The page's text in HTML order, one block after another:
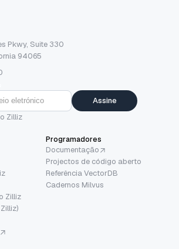
Pkwy, Suite 330
94065
Assine
Zilliz
Zilliz
Programadores
Documentação
Projectos de código aberto
Referência VectorDB
Cadernos Milvus